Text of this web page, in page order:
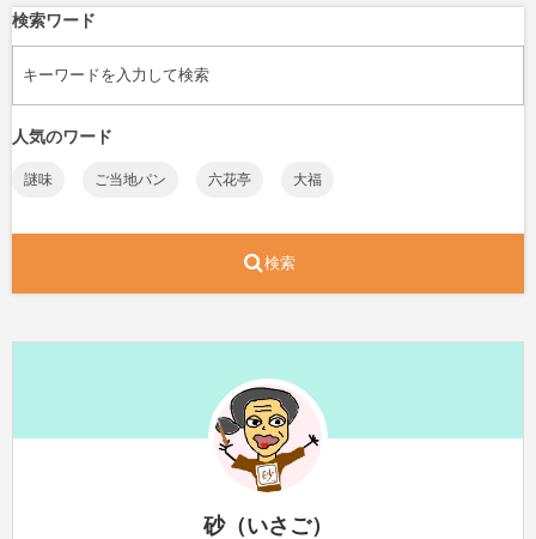
検索ワード
人気のワード
謎味 ご当地パン 六花亭 大福
検索
砂（いさご）